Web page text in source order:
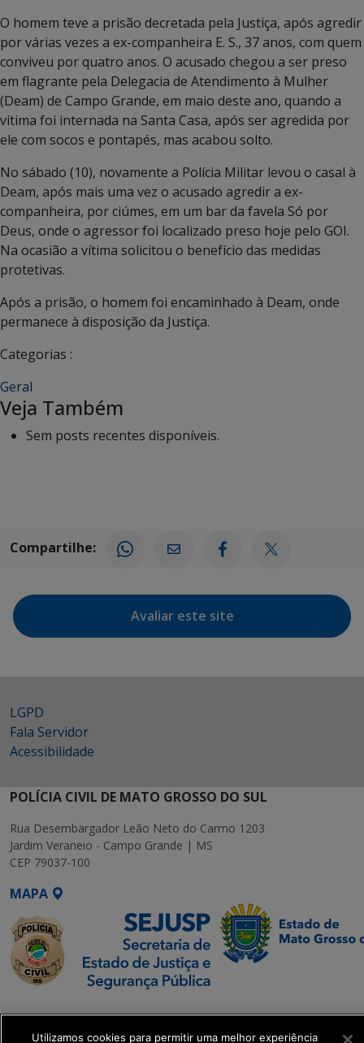
O homem teve a prisão decretada pela Justiça, após agredir
por várias vezes a ex-companheira E. S., 37 anos, com quem
conviveu por quatro anos. O acusado chegou a ser preso
em flagrante pela Delegacia de Atendimento à Mulher
(Deam) de Campo Grande, em maio deste ano, quando a
vítima foi internada na Santa Casa, após ser agredida por
ele com socos e pontapés, mas acabou solto.
No sábado (10), novamente a Polícia Militar levou o casal à
Deam, após mais uma vez o acusado agredir a ex-
companheira, por ciúmes, em um bar da favela Só por
Deus, onde o agressor foi localizado preso hoje pelo GOI.
Na ocasião a vítima solicitou o benefício das medidas
protetivas.
Após a prisão, o homem foi encaminhado à Deam, onde
permanece à disposição da Justiça.
Categorias :
Geral
Veja Também
Sem posts recentes disponíveis.
Compartilhe:
Avaliar este site
LGPD
Fala Servidor
Acessibilidade
POLÍCIA CIVIL DE MATO GROSSO DO SUL
Rua Desembargador Leão Neto do Carmo 1203
Jardim Veraneio - Campo Grande | MS
CEP 79037-100
MAPA
SETDIG | Secretaria-
Executiva de
Utilizamos cookies para permitir uma melhor experiência